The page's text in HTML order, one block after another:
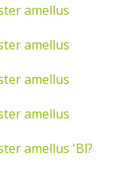
King' Vaste
Goethe'
Goethe'
Erf?llung'